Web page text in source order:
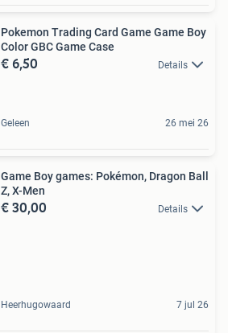
Pokemon Trading Card Game Game Boy
Color GBC Game Case
€ 6,50 Details
Geleen 26 mei 26
Game Boy games: Pokémon, Dragon Ball
Z, X-Men
€ 30,00 Details
Heerhugowaard 7 jul 26